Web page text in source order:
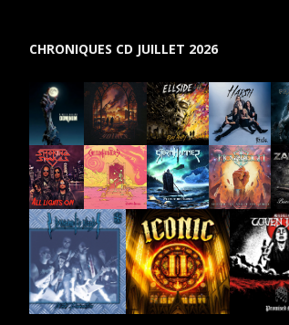
CHRONIQUES CD JUILLET 2026